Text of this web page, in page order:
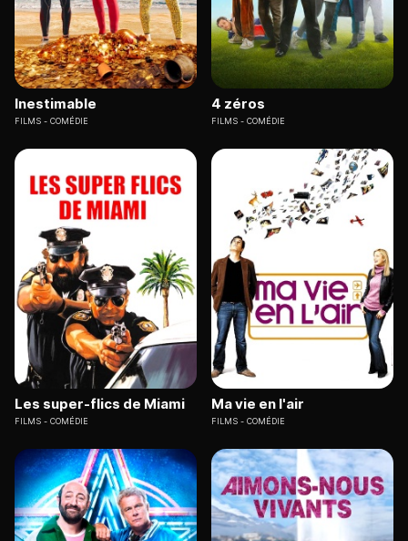
Inestimable
FILMS COMÉDIE
4 zéros
FILMS COMÉDIE
Les super-flics de Miami
FILMS COMÉDIE
Ma vie en l'air
FILMS COMÉDIE